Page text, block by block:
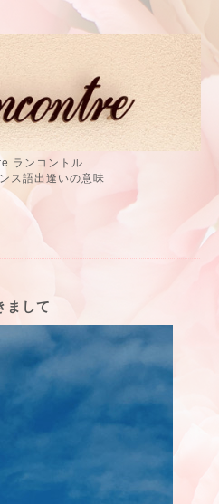
ランコントル
出逢いの意味
まして